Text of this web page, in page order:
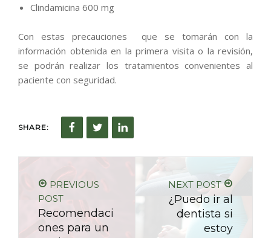
Clindamicina 600 mg
Con estas precauciones que se tomarán con la
información obtenida en la primera visita o la revisión,
se podrán realizar los tratamientos convenientes al
paciente con seguridad.
SHARE:
PREVIOUS
POST
Recomendaci
ones para un
NEXT POST
¿Puedo ir al
dentista si
estoy